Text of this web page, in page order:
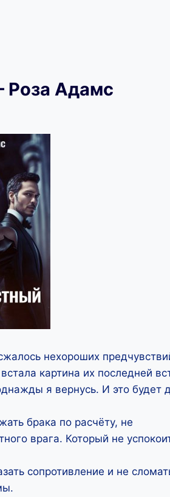
Роза Адамс
нехороших
картина их последней
я вернусь. И это будет
брака по расчёту, не
врага. Который не
сопротивление и не